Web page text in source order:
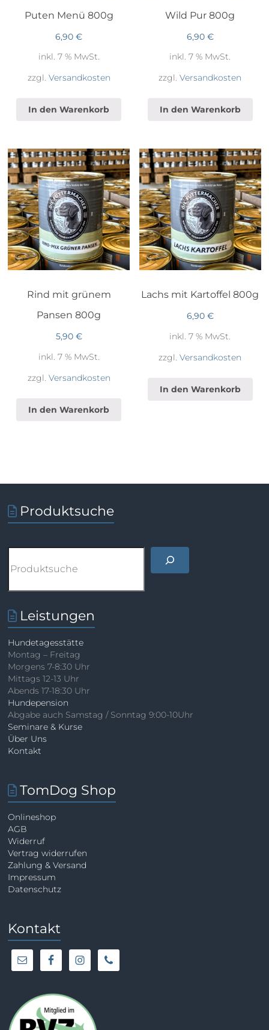
Puten Menü 800g
6,90 €
inkl. 7 % MwSt.
zzgl. Versandkosten
In den Warenkorb
Wild Pur 800g
6,90 €
inkl. 7 % MwSt.
zzgl.Versandkosten
In den Warenkorb
Rind mit grünem
Pansen 800g
5,90 €
inkl. 7 % MwSt.
zzgl. Versandkosten
In den Warenkorb
Lachs mit Kartoffel 800g
6,90 €
inkl. 7 % MwSt.
zzgl.Versandkosten
In den Warenkorb
Produktsuche
Leistungen
Hundetagesstätte
Montag – Freitag
Morgens 7-8:30 Uhr
Mittags 12-13 Uhr
Abends 17-18:30 Uhr
Hundepension
Abgabe auch Samstag / Sonntag 9:00-10Uhr
Seminare & Kurse
Über Uns
Kontakt
TomDog Shop
Onlineshop
AGB
Widerruf
Vertrag widerrufen
Zahlung & Versand
Impressum
Datenschutz
Kontakt